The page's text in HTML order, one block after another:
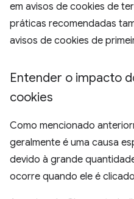
em avisos de cookies de
práticas recomendadas
avisos de cookies de
Entender o impacto
cookies
Como mencionado
geralmente é uma causa
devido à grande
ocorre quando ele é